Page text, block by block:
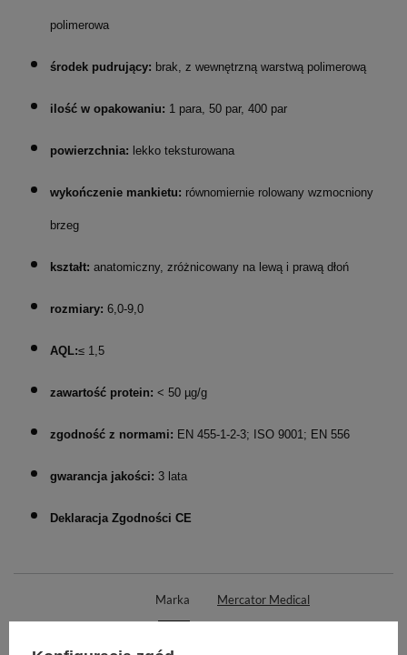
polimerowa
środek pudrujący: brak, z wewnętrzną warstwą polimerową
ilość w opakowaniu: 1 para, 50 par, 400 par
powierzchnia: lekko teksturowana
wykończenie mankietu: równomiernie rolowany wzmocniony
brzeg
kształt: anatomiczny, zróżnicowany na lewą i prawą dłoń
rozmiary: 6,0-9,0
AQL:≤ 1,5
zawartość protein: < 50 µg/g
zgodność z normami: EN 455-1-2-3; ISO 9001; EN 556
gwarancja jakości: 3 lata
Deklaracja Zgodności CE
Marka Mercator Medical